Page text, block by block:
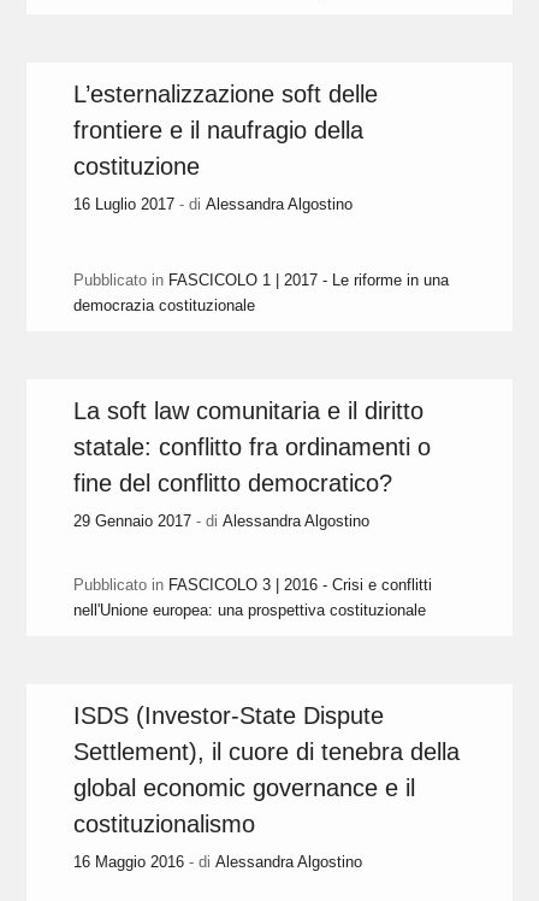
L’esternalizzazione soft delle
frontiere e il naufragio della
costituzione
16 Luglio 2017 - di Alessandra Algostino
Pubblicato in FASCICOLO 1 | 2017 - Le riforme in una
democrazia costituzionale
La soft law comunitaria e il diritto
statale: conflitto fra ordinamenti o
fine del conflitto democratico?
29 Gennaio 2017 - di Alessandra Algostino
Pubblicato in FASCICOLO 3 | 2016 - Crisi e conflitti
nell'Unione europea: una prospettiva costituzionale
ISDS (Investor-State Dispute
Settlement), il cuore di tenebra della
global economic governance e il
costituzionalismo
16 Maggio 2016 - di Alessandra Algostino